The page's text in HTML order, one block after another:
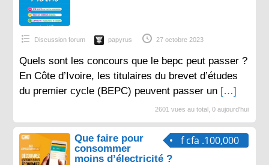
Discussion forum papyrus 27 octobre 2023
Quels sont les concours que le bepc peut passer ?
En Côte d’Ivoire, les titulaires du brevet d’études
du premier cycle (BEPC) peuvent passer un […]
2601 vues au total, 0 aujourd'hui
f cfa .100,000
Que faire pour
consommer
moins d’électricité ?